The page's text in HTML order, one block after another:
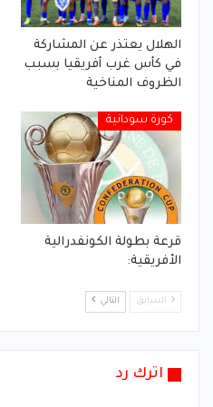
الهلال يعتذر عن المشاركة
في كأس غرب أفريقيا بسبب
الظروف المناخية
كورة سودانية
قرعة بطولة الكونفدرالية
الأفريقية:
السابق التالي
اترك رد